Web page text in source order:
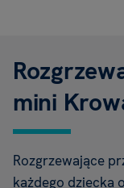
mini
Rozgrzewające
każdego dziecka